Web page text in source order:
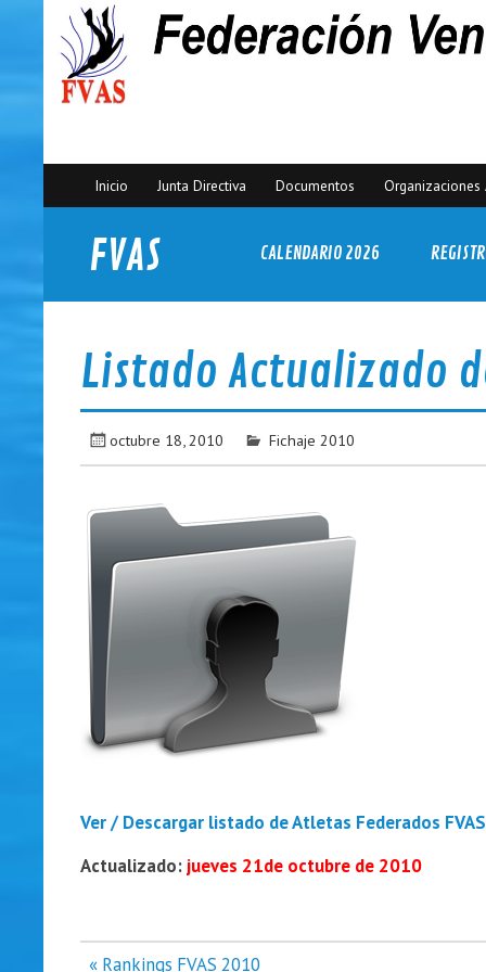
Inicio Junta Directiva Documentos Organizaciones
FVAS
Federación Venezolana de Actividades Subacuáticas
CALENDARIO 2026
Listado Actualizado
octubre 18, 2010 Fichaje 2010
Ver / Descargar listado de Atletas Federados
Actualizado:jueves 21de octubre de 2010
Navegación
« Rankings FVAS 2010